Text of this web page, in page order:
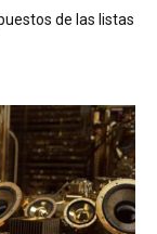
de las listas